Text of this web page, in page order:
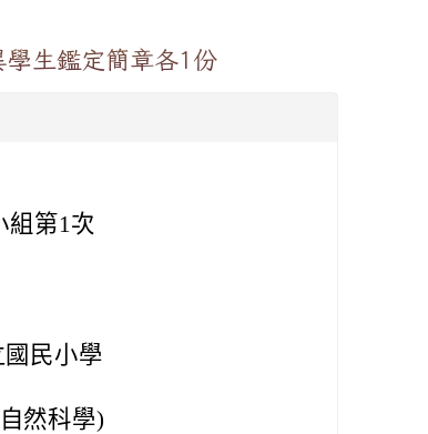
生鑑定簡章各1份
組第1次
民小學
然科學)